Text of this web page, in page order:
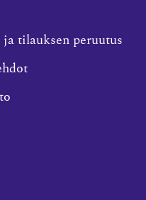
tilauksen peruutus